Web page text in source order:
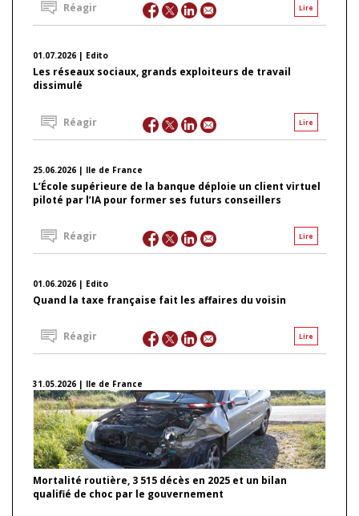
Lire
Réagir
01.07.2026 | Edito
Les réseaux sociaux, grands exploiteurs de travail
dissimulé
Lire
Réagir
25.06.2026 | Ile de France
L’École supérieure de la banque déploie un client virtuel
piloté par l’IA pour former ses futurs conseillers
Lire
Réagir
01.06.2026 | Edito
Quand la taxe française fait les affaires du voisin
Lire
Réagir
31.05.2026 | Ile de France
Mortalité routière, 3 515 décès en 2025 et un bilan
qualifié de choc par le gouvernement